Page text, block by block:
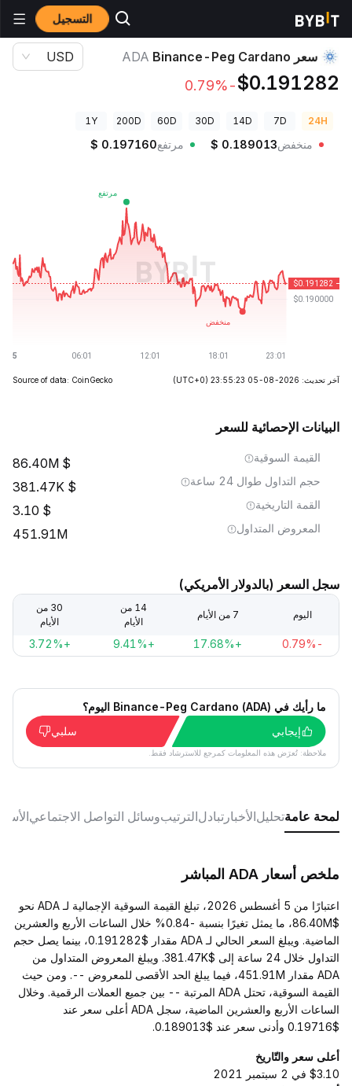
التسجيل أسعار العملات الرقمية
سعر Binance-Peg Cardano ADA
$0.191282
-0.79%
USD
24H
7D
14D
30D
60D
200D
1Y
منخفض $ 0.189013 مرتفع $ 0.197160
آخر تحديث: 2026-08-05 23:55:23 (UTC+0)
Source of data: CoinGecko
البيانات الإحصائية للسعر
القيمة السوقية 86.40M
حجم التداول طوال 24 ساعة 381.47K
القمة التاريخية 3.10
المعروض المتداول 451.91M
سجل السعر (بالدولار الأمريكي)
اليوم 7 من الأيام
14 من
الأيام
30 من
الأيام
-0.79%
+17.68%
+9.41%
+3.72%
ما رأيك في Binance-Peg Cardano (ADA) اليوم؟
إيجابي
سلبي
ملاحظة: تُعرَض هذه المعلومات كمرجع للاسترشاد فقط.
لمحة عامةتحليلالأخبار تبادلالترتيبوسائل التواصل الاجتماعي
ملخص أسعار ADA المباشر
اعتبارًا من 5 أغسطس 2026، تبلغ القيمة السوقية الإجمالية لـ ADA نحو
$86.40M، ما يمثل تغيرًا بنسبة -0.84% خلال الساعات الأربع والعشرين
الماضية. ويبلغ السعر الحالي لـ ADA مقدار $0.191282، بينما يصل حجم
التداول خلال 24 ساعة إلى $381.47K. ويبلغ المعروض المتداول من
ADA مقدار 451.91M، فيما يبلغ الحد الأقصى للمعروض --. ومن حيث
القيمة السوقية، تحتل ADA المرتبة -- بين جميع العملات الرقمية. وخلال
الساعات الأربع والعشرين الماضية، سجل ADA أعلى سعر عند
$0.19716 وأدنى سعر عند $0.189013.
أعلى سعر والتّاريخ
$3.10 في 2 سبتمبر 2021